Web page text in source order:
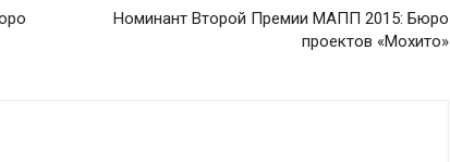
Номинант Второй Премии МАПП 2015: Бюро
проектов «Мохито»